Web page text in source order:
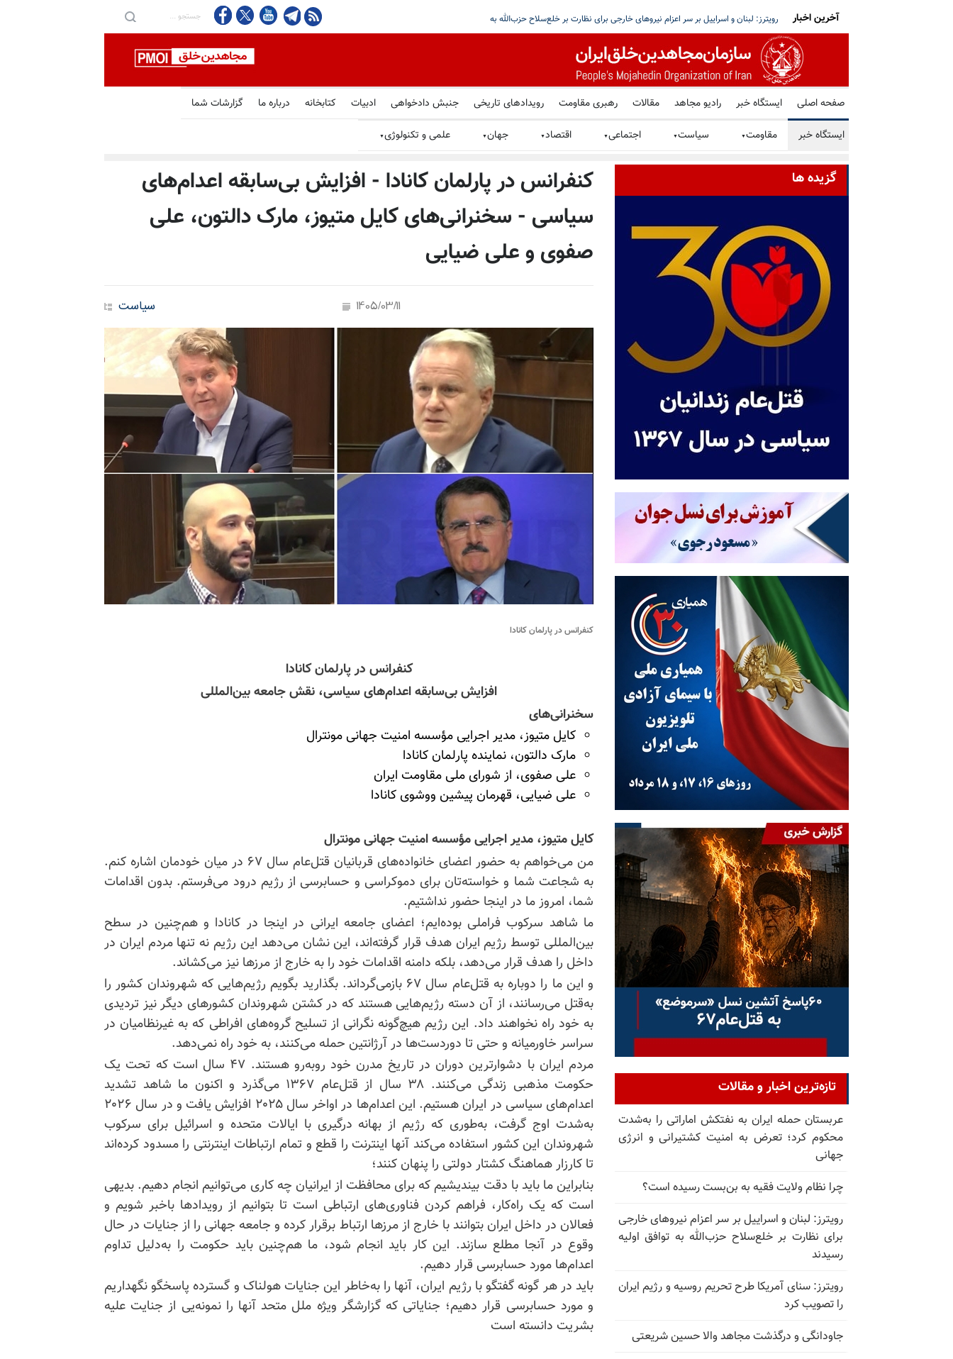
رویترز: سنای آمریکا طرح تحریم روسیه و رژیم ایران را تصویب کرد جاودانگی و درگذشت مجاهد والا حسین شریعتی
آخرین اخبار
صفحه اصلی ایستگاه خبر رادیو مجاهد مقالات رهبری مقاومت رویدادهای تاریخی جنبش دادخواهی ادبیات کتابخانه درباره ما گزارشات شما
ایستگاه خبر مقاومت▼ سیاست▼ اجتماعی▼ اقتصاد▼ جهان▼ علمی و تکنولوژی▼
کنفرانس در پارلمان کانادا - افزایش بی‌سابقه اعدام‌های
سیاسی - سخنرانی‌های کایل متیوز، مارک دالتون، علی
صفوی و علی ضیایی
سیاست 1405/03/11
کنفرانس در پارلمان کانادا
کنفرانس در پارلمان کانادا
افزایش بی‌سابقه اعدام‌های سیاسی، نقش جامعه بین‌المللی
سخنرانی‌های
کایل متیوز، مدیر اجرایی مؤسسه امنیت جهانی مونترال
مارک دالتون، نماینده پارلمان کانادا
علی صفوی، از شورای ملی مقاومت ایران
علی ضیایی، قهرمان پیشین ووشوی کانادا
کایل متیوز، مدیر اجرایی مؤسسه امنیت جهانی مونترال
من می‌خواهم به حضور اعضای خانواده‌های قربانیان قتل‌عام سال ۶۷ در میان خودمان اشاره کنم.
به شجاعت شما و خواسته‌تان برای دموکراسی و حسابرسی از رژیم درود می‌فرستم. بدون اقدامات
شما، امروز ما در اینجا حضور نداشتیم.
ما شاهد سرکوب فراملی بوده‌ایم؛ اعضای جامعه ایرانی در اینجا در کانادا و هم‌چنین در سطح
بین‌المللی توسط رژیم ایران هدف قرار گرفته‌اند، این نشان می‌دهد این رژیم نه تنها مردم ایران در
داخل را هدف قرار می‌دهد، بلکه دامنه اقدامات خود را به خارج از مرزها نیز می‌کشاند.
و این ما را دوباره به قتل‌عام سال ۶۷ بازمی‌گرداند. بگذارید بگویم رژیم‌هایی که شهروندان کشور را
به‌قتل می‌رسانند، از آن دسته رژیم‌هایی هستند که در کشتن شهروندان کشورهای دیگر نیز تردیدی
به خود راه نخواهند داد. این رژیم هیچ‌گونه نگرانی از تسلیح گروه‌های افراطی که به غیرنظامیان در
سراسر خاورمیانه و حتی تا دوردست‌ها در آرژانتین حمله می‌کنند، به خود راه نمی‌دهد.
مردم ایران با دشوارترین دوران در تاریخ مدرن خود روبه‌رو هستند. ۴۷ سال است که تحت یک
حکومت مذهبی زندگی می‌کنند. ۳۸ سال از قتل‌عام ۱۳۶۷ می‌گذرد و اکنون ما شاهد تشدید
اعدام‌های سیاسی در ایران هستیم. این اعدام‌ها در اواخر سال ۲۰۲۵ افزایش یافت و در سال ۲۰۲۶
به‌شدت اوج گرفت، به‌طوری که رژیم از بهانه درگیری با ایالات متحده و اسرائیل برای سرکوب
شهروندان این کشور استفاده می‌کند آنها اینترنت را قطع و تمام ارتباطات اینترنتی را مسدود کرده‌اند
تا کارزار هماهنگ کشتار دولتی را پنهان کنند؛
بنابراین ما باید با دقت بیندیشیم که برای محافظت از ایرانیان چه کاری می‌توانیم انجام دهیم. بدیهی
است که یک راه‌کار، فراهم کردن فناوری‌های ارتباطی است تا بتوانیم از رویدادها باخبر شویم و
فعالان در داخل ایران بتوانند با خارج از مرزها ارتباط برقرار کرده و جامعه جهانی را از جنایات در حال
وقوع در آنجا مطلع سازند. این کار باید انجام شود، ما هم‌چنین باید حکومت را به‌دلیل تداوم
اعدام‌ها مورد حسابرسی قرار دهیم.
باید در هر گونه گفتگو با رژیم ایران، آنها را به‌خاطر این جنایات هولناک و گسترده پاسخگو نگهداریم
و مورد حسابرسی قرار دهیم؛ جنایاتی که گزارشگر ویژه ملل متحد آنها را نمونه‌یی از جنایت علیه
بشریت دانسته است
گزیده ها
تازه‌ترین اخبار و مقالات
عربستان حمله ایران به نفتکش اماراتی را به‌شدت
محکوم کرد؛ تعرض به امنیت کشتیرانی و انرژی
جهانی
چرا نظام ولایت فقیه به بن‌بست رسیده است؟
رویترز: لبنان و اسراییل بر سر اعزام نیروهای خارجی
برای نظارت بر خلع‌سلاح حزب‌الله به توافق اولیه
رسیدند
رویترز: سنای آمریکا طرح تحریم روسیه و رژیم ایران
را تصویب کرد
جاودانگی و درگذشت مجاهد والا حسین شریعتی